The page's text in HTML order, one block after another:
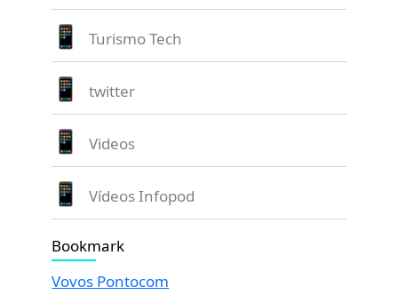
Turismo Tech
twitter
Videos
Vídeos Infopod
Bookmark
Vovos Pontocom